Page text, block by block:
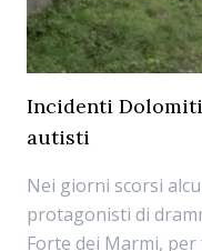
Incidenti
autisti
Nei giorni scorsi
protagonisti di
Forte dei Marmi,